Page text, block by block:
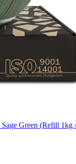
Green (Refill 1kg /